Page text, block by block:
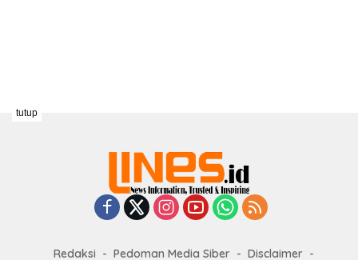
Redaksi Pedoman Media Siber Disclaimer
tutup